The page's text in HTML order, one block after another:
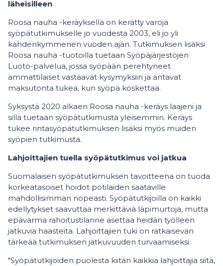
läheisilleen
Roosa nauha -keräyksellä on kerätty varoja
syöpätutkimukselle jo vuodesta 2003, eli jo yli
kahdenkymmenen vuoden ajan. Tutkimuksen lisäksi
Roosa nauha -tuotoilla tuetaan Syöpäjärjestöjen
Luoto-palvelua, jossa syöpään perehtyneet
ammattilaiset vastaavat kysymyksiin ja antavat
maksutonta tukea, kun syöpä koskettaa.
Syksystä 2020 alkaen Roosa nauha -keräys laajeni ja
sillä tuetaan syöpätutkimusta yleisemmin. Keräys
tukee rintasyöpätutkimuksen lisäksi myös muiden
syöpien tutkimusta.
Lahjoittajien tuella syöpätutkimus voi jatkua
Suomalaisen syöpätutkimuksen tavoitteena on tuoda
korkeatasoiset hoidot potilaiden saataville
mahdollisimman nopeasti. Syöpätutkijoilla on kaikki
edellytykset saavuttaa merkittäviä läpimurtoja, mutta
epävarma rahoitustilanne asettaa heidän työlleen
jatkuvia haasteita. Lahjoittajien tuki on ratkaisevan
tärkeää tutkimuksen jatkuvuuden turvaamiseksi.
"Syöpätutkijoiden puolesta kiitän kaikkia lahjoittajia siitä,